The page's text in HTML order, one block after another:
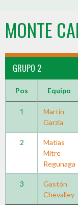
MONTE
GRUPO 2
Pos Equipo
1
Martín
Garzia
2
Matías
Mitre
Regunaga
3
Gastón
Chevalley